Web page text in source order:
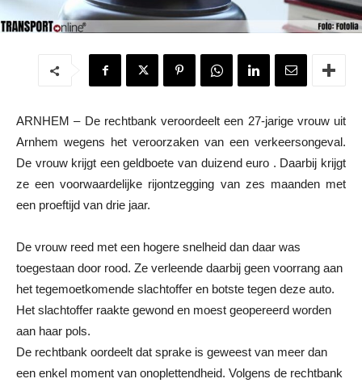
ARNHEM – De rechtbank veroordeelt een 27-jarige vrouw uit
Arnhem wegens het veroorzaken van een verkeersongeval.
De vrouw krijgt een geldboete van duizend euro . Daarbij krijgt
ze een voorwaardelijke rijontzegging van zes maanden met
een proeftijd van drie jaar.
De vrouw reed met een hogere snelheid dan daar was
toegestaan door rood. Ze verleende daarbij geen voorrang aan
het tegemoetkomende slachtoffer en botste tegen deze auto.
Het slachtoffer raakte gewond en moest geopereerd worden
aan haar pols.
De rechtbank oordeelt dat sprake is geweest van meer dan
een enkel moment van onoplettendheid. Volgens de rechtbank